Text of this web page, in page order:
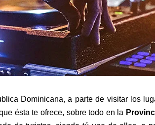
Dominicana, a parte de visitar los
ésta te ofrece, sobre todo en la